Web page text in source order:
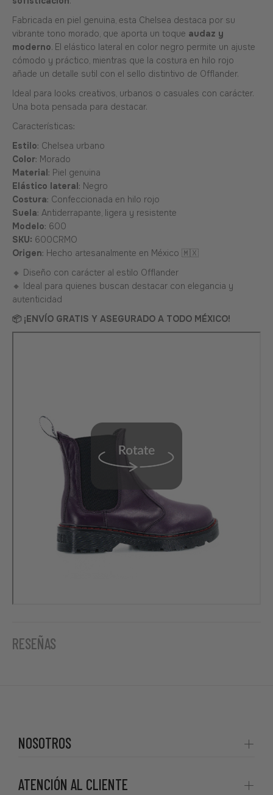
Fabricada en piel genuina, esta Chelsea destaca por su
vibrante tono morado, que aporta un toque audaz y
moderno. El elástico lateral en color negro permite un ajuste
cómodo y práctico, mientras que la costura en hilo rojo
añade un detalle sutil con el sello distintivo de Offlander.
Ideal para looks creativos, urbanos o casuales con carácter.
Una bota pensada para destacar.
Características:
Estilo: Chelsea urbano
Color: Morado
Material: Piel genuina
Elástico lateral: Negro
Costura: Confeccionada en hilo rojo
Suela: Antiderrapante, ligera y resistente
Modelo: 600
SKU: 600CRMO
Origen: Hecho artesanalmente en México 🇲🇽
🔸 Diseño con carácter al estilo Offlander
🔸 Ideal para quienes buscan destacar con elegancia y
autenticidad
📦 ¡ENVÍO GRATIS Y ASEGURADO A TODO MÉXICO!
RESEÑAS
NOSOTROS
ATENCIÓN AL CLIENTE